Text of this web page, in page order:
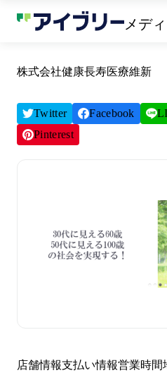
メデ
株式会社健康長寿医療維新
Twitter Facebook
Pinterest
店舗情報支払い情報営業時間